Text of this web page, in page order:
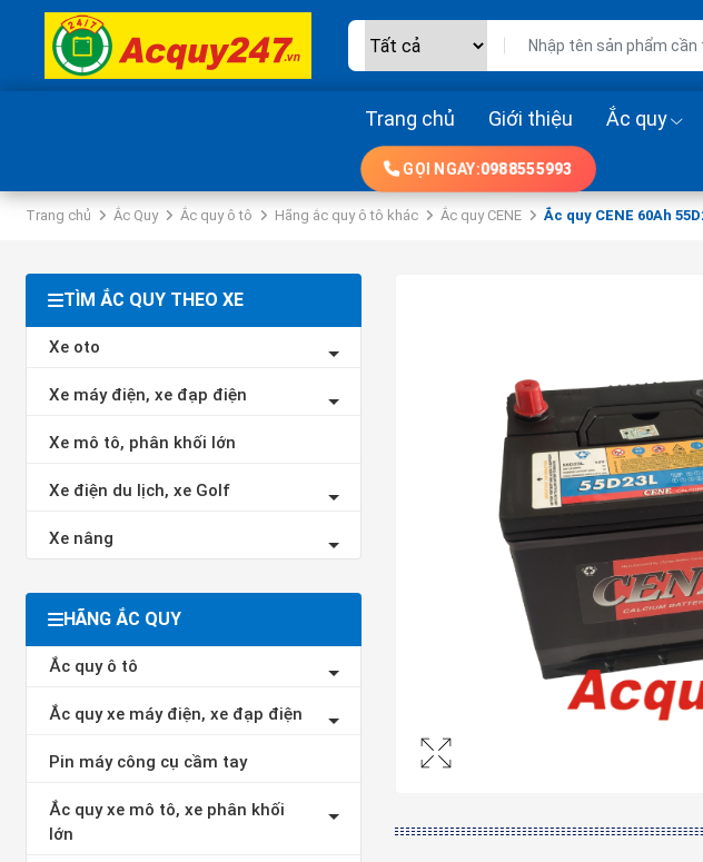
Trang chủ Giới thiệu Ắc quy
GỌI NGAY:0988555993
Trang chủ Ắc Quy Ắc quy ô tô Hãng ắc quy ô tô khác Ắc quy CENE Ắc quy CENE 60Ah
TÌM ẮC QUY THEO XE
Xe oto
Xe máy điện, xe đạp điện
Xe mô tô, phân khối lớn
Xe điện du lịch, xe Golf
Xe nâng
HÃNG ẮC QUY
Ắc quy ô tô
Ắc quy xe máy điện, xe đạp điện
Pin máy công cụ cầm tay
Ắc quy xe mô tô, xe phân khối
lớn